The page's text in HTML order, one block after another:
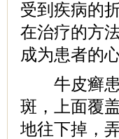
受到疾病的
在治疗的方
成为患者的
牛皮癣患
斑，上面覆
地往下掉，